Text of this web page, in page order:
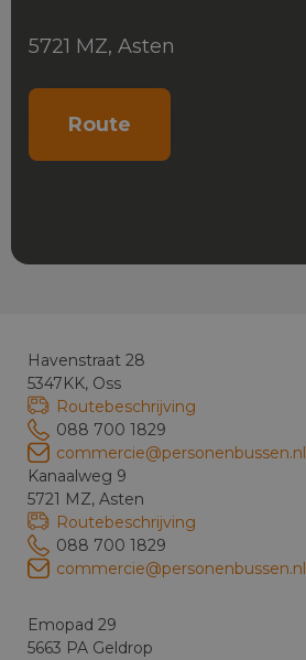
5721 MZ, Asten
Route
Havenstraat 28
5347KK, Oss
Routebeschrijving
088 700 1829
commercie@personenbussen.nl
Kanaalweg 9
5721 MZ, Asten
Routebeschrijving
088 700 1829
commercie@personenbussen.nl
Emopad 29
5663 PA Geldrop